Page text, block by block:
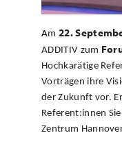
Am 22.
ADDITIV zum
Hochkarätige
Vorträgen ihre
der Zukunft vor.
Referent:innen
Zentrum